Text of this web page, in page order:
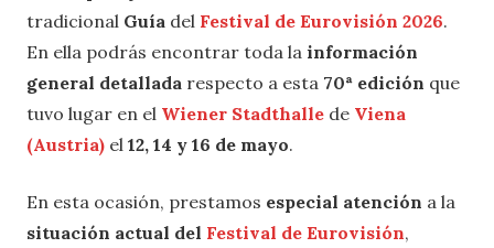
tradicional Guía del Festival de Eurovisión 2026.
En ella podrás encontrar toda la información
general detallada respecto a esta 70ª edición que
tuvo lugar en el Wiener Stadthalle de Viena
(Austria) el 12, 14 y 16 de mayo.
En esta ocasión, prestamos especial atención a la
situación actual del Festival de Eurovisión,